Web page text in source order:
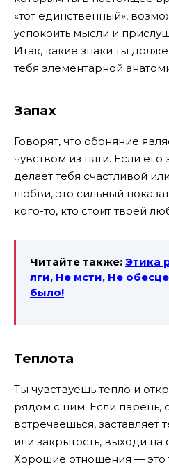
«тот единственный»,
успокоить мысли и
Итак, какие знаки ты
тебя элементарной
Запах
Говорят, что обоняние
чувством из пяти. Если его
делает тебя счастливой
любви, это сильный
кого-то, кто стоит твоей
Читайте также: Этика
лги, Не мсти, Не
было!
Теплота
Ты чувствуешь тепло и
рядом с ним. Если парень,
встречаешься, заставляет
или закрытость, выходи
Хорошие отношения — это